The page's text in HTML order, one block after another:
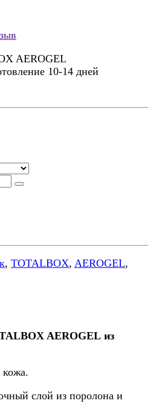
AEROGEL
10-14 дней
, TOTALBOX, AEROGEL,
AEROGEL из
кожа.
слой из поролона и